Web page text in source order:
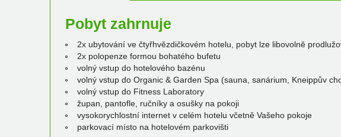
Pobyt zahrnuje
2x ubytování ve čtyřhvězdičkovém hotelu, pobyt lze libovolně
2x polopenze formou bohatého bufetu
volný vstup do hotelového bazénu
volný vstup do Organic & Garden Spa (sauna, sanárium, Kneippův
volný vstup do Fitness Laboratory
župan, pantofle, ručníky a osušky na pokoji
vysokorychlostní internet v celém hotelu včetně Vašeho pokoje
parkovací místo na hotelovém parkovišti